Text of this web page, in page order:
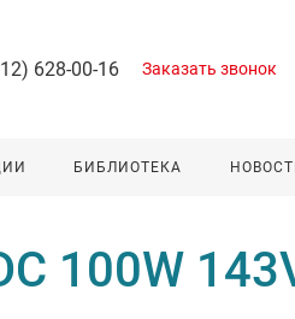
628-00-16 Заказать звонок
БИБЛИОТЕКА
100W